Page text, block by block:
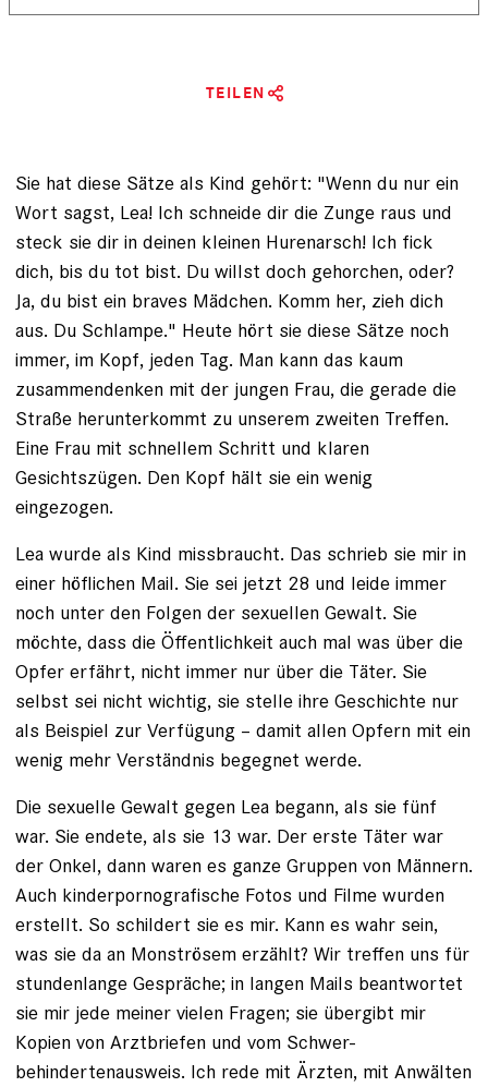
TEILEN
Sie hat diese Sätze als Kind gehört: "Wenn du nur ein
Wort sagst, Lea! Ich schneide dir die Zunge raus und
steck sie dir in deinen kleinen Huren­arsch! Ich fick
dich, bis du tot bist. Du willst doch gehorchen, oder?
Ja, du bist ein braves Mädchen. Komm her, zieh dich
aus. Du Schlampe." Heute hört sie diese Sätze noch
immer, im Kopf, jeden Tag. Man kann das kaum
zusammendenken mit der jungen Frau, die gerade die
Straße herunterkommt zu unserem zweiten Treffen.
Eine Frau mit schnellem Schritt und klaren
Gesichtszügen. Den Kopf hält sie ein wenig
eingezogen.
Lea wurde als Kind missbraucht. Das schrieb sie mir in
einer höflichen Mail. Sie sei jetzt 28 und leide immer
noch unter den Folgen der sexuellen Gewalt. Sie
möchte, dass die Öffentlichkeit auch mal was über die
Opfer erfährt, nicht immer nur über die Täter. Sie
selbst sei nicht wichtig, sie stelle ihre Geschichte nur
als Beispiel zur Verfügung – damit allen Opfern mit ein
wenig mehr Verständnis begegnet werde.
Die sexuelle Gewalt gegen Lea begann, als sie fünf
war. Sie endete, als sie 13 war. Der erste Täter war
der Onkel, dann waren es ganze Gruppen von Männern.
Auch kinderporno­grafische Fotos und Filme wurden
erstellt. So schildert sie es mir. Kann es wahr sein,
was sie da an Monströsem erzählt? Wir treffen uns für
stundenlange Gespräche; in langen Mails beantwortet
sie mir jede meiner vielen Fragen; sie übergibt mir
Kopien von Arztbriefen und vom Schwer­
behindertenausweis. Ich rede mit Ärzten, mit Anwälten